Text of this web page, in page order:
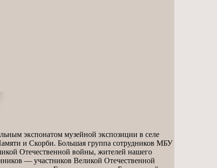
экспонатом музейной экспозиции в селе
и Скорби. Большая группа сотрудников МБУ
Отечественной войны, жителей нашего
— участников Великой Отечественной